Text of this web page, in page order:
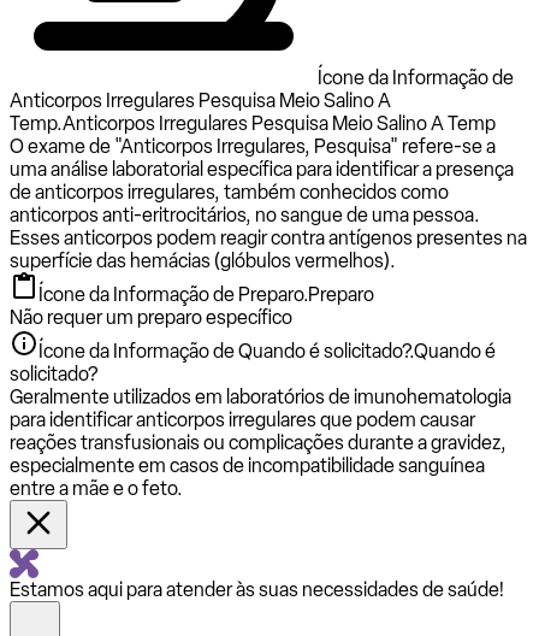
Ícone da Informação de
Anticorpos Irregulares Pesquisa Meio Salino A
Temp.Anticorpos Irregulares Pesquisa Meio Salino A Temp
O exame de "Anticorpos Irregulares, Pesquisa" refere-se a
uma análise laboratorial específica para identificar a presença
de anticorpos irregulares, também conhecidos como
anticorpos anti-eritrocitários, no sangue de uma pessoa.
Esses anticorpos podem reagir contra antígenos presentes na
superfície das hemácias (glóbulos vermelhos).
Ícone da Informação de Preparo.Preparo
Não requer um preparo específico
Ícone da Informação de Quando é solicitado?.Quando é
solicitado?
Geralmente utilizados em laboratórios de imunohematologia
para identificar anticorpos irregulares que podem causar
reações transfusionais ou complicações durante a gravidez,
especialmente em casos de incompatibilidade sanguínea
entre a mãe e o feto.
Estamos aqui para atender às suas necessidades de saúde!